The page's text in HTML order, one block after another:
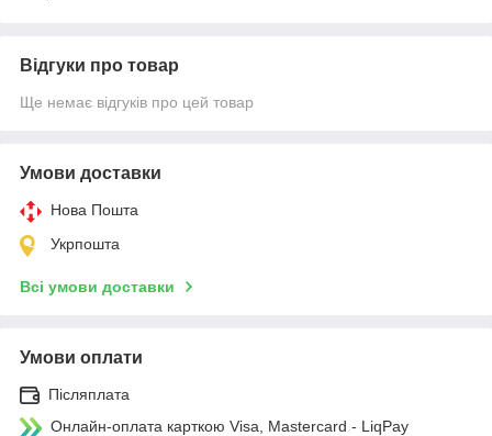
Відгуки про товар
Ще немає відгуків про цей товар
Умови доставки
Нова Пошта
Укрпошта
Всі умови доставки
Умови оплати
Післяплата
Онлайн-оплата карткою Visa, Mastercard - LiqPay